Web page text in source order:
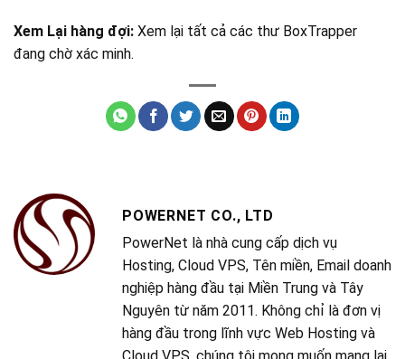
Xem Lại hàng đợi: Xem lại tất cả các thư BoxTrapper
đang chờ xác minh.
POWERNET CO., LTD
PowerNet là nhà cung cấp dịch vụ
Hosting, Cloud VPS, Tên miền, Email doanh
nghiệp hàng đầu tại Miền Trung và Tây
Nguyên từ năm 2011. Không chỉ là đơn vị
hàng đầu trong lĩnh vực Web Hosting và